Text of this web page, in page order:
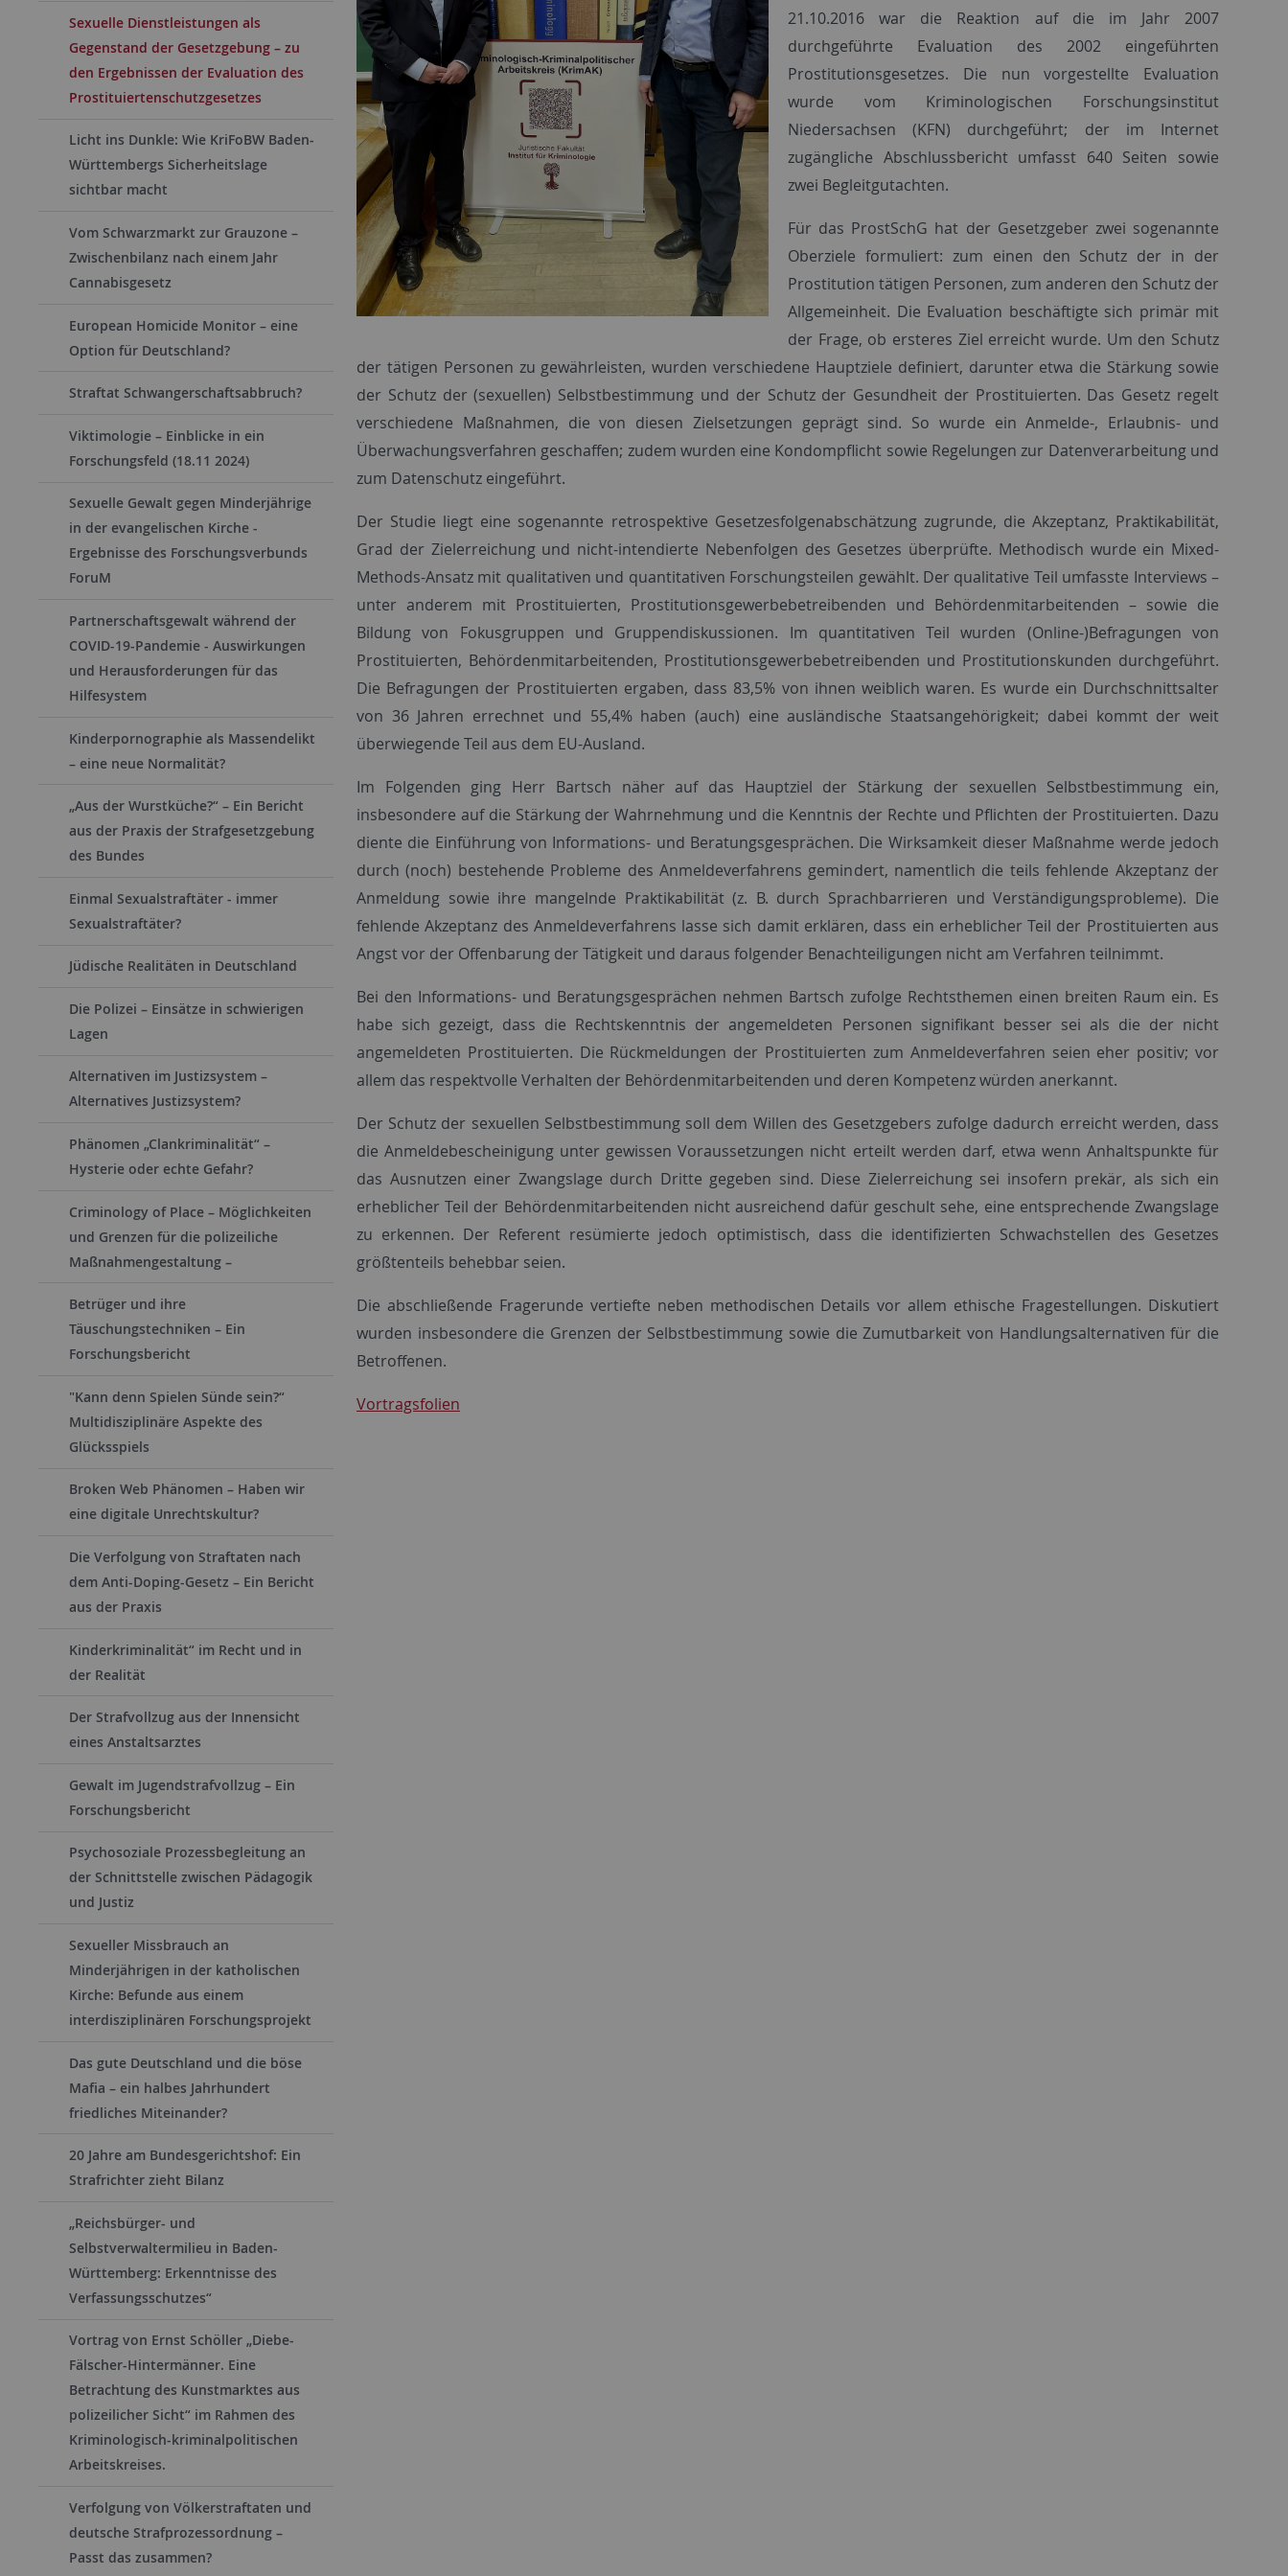
Sexuelle Dienstleistungen als
Gegenstand der Gesetzgebung – zu
den Ergebnissen der Evaluation des
Prostituiertenschutzgesetzes
Licht ins Dunkle: Wie KriFoBW Baden-
Württembergs Sicherheitslage
sichtbar macht
Vom Schwarzmarkt zur Grauzone –
Zwischenbilanz nach einem Jahr
Cannabisgesetz
European Homicide Monitor – eine
Option für Deutschland?
Straftat Schwangerschaftsabbruch?
Viktimologie – Einblicke in ein
Forschungsfeld (18.11 2024)
Sexuelle Gewalt gegen Minderjährige
in der evangelischen Kirche -
Ergebnisse des Forschungsverbunds
ForuM
Partnerschaftsgewalt während der
COVID-19-Pandemie - Auswirkungen
und Herausforderungen für das
Hilfesystem
Kinderpornographie als Massendelikt
– eine neue Normalität?
„Aus der Wurstküche?“ – Ein Bericht
aus der Praxis der Strafgesetzgebung
des Bundes
Einmal Sexualstraftäter - immer
Sexualstraftäter?
Jüdische Realitäten in Deutschland
Die Polizei – Einsätze in schwierigen
Lagen
Alternativen im Justizsystem –
Alternatives Justizsystem?
Phänomen „Clankriminalität“ –
Hysterie oder echte Gefahr?
Criminology of Place – Möglichkeiten
und Grenzen für die polizeiliche
Maßnahmengestaltung –
Betrüger und ihre
Täuschungstechniken – Ein
Forschungsbericht
"Kann denn Spielen Sünde sein?“
Multidisziplinäre Aspekte des
Glücksspiels
Broken Web Phänomen – Haben wir
eine digitale Unrechtskultur?
Die Verfolgung von Straftaten nach
dem Anti-Doping-Gesetz – Ein Bericht
aus der Praxis
Kinderkriminalität“ im Recht und in
der Realität
Der Strafvollzug aus der Innensicht
eines Anstaltsarztes
Gewalt im Jugendstrafvollzug – Ein
Forschungsbericht
Psychosoziale Prozessbegleitung an
der Schnittstelle zwischen Pädagogik
und Justiz
Sexueller Missbrauch an
Minderjährigen in der katholischen
Kirche: Befunde aus einem
interdisziplinären Forschungsprojekt
Das gute Deutschland und die böse
Mafia – ein halbes Jahrhundert
friedliches Miteinander?
20 Jahre am Bundesgerichtshof: Ein
Strafrichter zieht Bilanz
„Reichsbürger- und
Selbstverwaltermilieu in Baden-
Württemberg: Erkenntnisse des
Verfassungsschutzes“
Vortrag von Ernst Schöller „Diebe-
Fälscher-Hintermänner. Eine
Betrachtung des Kunstmarktes aus
polizeilicher Sicht“ im Rahmen des
Kriminologisch-kriminalpolitischen
Arbeitskreises.
Verfolgung von Völkerstraftaten und
deutsche Strafprozessordnung –
Passt das zusammen?
21.10.2016 war die Reaktion auf die im Jahr 2007
durchgeführte Evaluation des 2002 eingeführten
Prostitutionsgesetzes. Die nun vorgestellte Evaluation
wurde vom Kriminologischen Forschungsinstitut
Niedersachsen (KFN) durchgeführt; der im Internet
zugängliche Abschlussbericht umfasst 640 Seiten sowie
zwei Begleitgutachten.
Für das ProstSchG hat der Gesetzgeber zwei sogenannte
Oberziele formuliert: zum einen den Schutz der in der
Prostitution tätigen Personen, zum anderen den Schutz der
Allgemeinheit. Die Evaluation beschäftigte sich primär mit
der Frage, ob ersteres Ziel erreicht wurde. Um den Schutz
der tätigen Personen zu gewährleisten, wurden verschiedene Hauptziele definiert, darunter etwa die Stärkung sowie
der Schutz der (sexuellen) Selbstbestimmung und der Schutz der Gesundheit der Prostituierten. Das Gesetz regelt
verschiedene Maßnahmen, die von diesen Zielsetzungen geprägt sind. So wurde ein Anmelde-, Erlaubnis- und
Überwachungsverfahren geschaffen; zudem wurden eine Kondompflicht sowie Regelungen zur Datenverarbeitung und
zum Datenschutz eingeführt.
Der Studie liegt eine sogenannte retrospektive Gesetzesfolgenabschätzung zugrunde, die Akzeptanz, Praktikabilität,
Grad der Zielerreichung und nicht-intendierte Nebenfolgen des Gesetzes überprüfte. Methodisch wurde ein Mixed-
Methods-Ansatz mit qualitativen und quantitativen Forschungsteilen gewählt. Der qualitative Teil umfasste Interviews –
unter anderem mit Prostituierten, Prostitutionsgewerbebetreibenden und Behördenmitarbeitenden – sowie die
Bildung von Fokusgruppen und Gruppendiskussionen. Im quantitativen Teil wurden (Online-)Befragungen von
Prostituierten, Behördenmitarbeitenden, Prostitutionsgewerbebetreibenden und Prostitutionskunden durchgeführt.
Die Befragungen der Prostituierten ergaben, dass 83,5% von ihnen weiblich waren. Es wurde ein Durchschnittsalter
von 36 Jahren errechnet und 55,4% haben (auch) eine ausländische Staatsangehörigkeit; dabei kommt der weit
überwiegende Teil aus dem EU-Ausland.
Im Folgenden ging Herr Bartsch näher auf das Hauptziel der Stärkung der sexuellen Selbstbestimmung ein,
insbesondere auf die Stärkung der Wahrnehmung und die Kenntnis der Rechte und Pflichten der Prostituierten. Dazu
diente die Einführung von Informations- und Beratungsgesprächen. Die Wirksamkeit dieser Maßnahme werde jedoch
durch (noch) bestehende Probleme des Anmeldeverfahrens gemindert, namentlich die teils fehlende Akzeptanz der
Anmeldung sowie ihre mangelnde Praktikabilität (z. B. durch Sprachbarrieren und Verständigungsprobleme). Die
fehlende Akzeptanz des Anmeldeverfahrens lasse sich damit erklären, dass ein erheblicher Teil der Prostituierten aus
Angst vor der Offenbarung der Tätigkeit und daraus folgender Benachteiligungen nicht am Verfahren teilnimmt.
Bei den Informations- und Beratungsgesprächen nehmen Bartsch zufolge Rechtsthemen einen breiten Raum ein. Es
habe sich gezeigt, dass die Rechtskenntnis der angemeldeten Personen signifikant besser sei als die der nicht
angemeldeten Prostituierten. Die Rückmeldungen der Prostituierten zum Anmeldeverfahren seien eher positiv; vor
allem das respektvolle Verhalten der Behördenmitarbeitenden und deren Kompetenz würden anerkannt.
Der Schutz der sexuellen Selbstbestimmung soll dem Willen des Gesetzgebers zufolge dadurch erreicht werden, dass
die Anmeldebescheinigung unter gewissen Voraussetzungen nicht erteilt werden darf, etwa wenn Anhaltspunkte für
das Ausnutzen einer Zwangslage durch Dritte gegeben sind. Diese Zielerreichung sei insofern prekär, als sich ein
erheblicher Teil der Behördenmitarbeitenden nicht ausreichend dafür geschult sehe, eine entsprechende Zwangslage
zu erkennen. Der Referent resümierte jedoch optimistisch, dass die identifizierten Schwachstellen des Gesetzes
größtenteils behebbar seien.
Die abschließende Fragerunde vertiefte neben methodischen Details vor allem ethische Fragestellungen. Diskutiert
wurden insbesondere die Grenzen der Selbstbestimmung sowie die Zumutbarkeit von Handlungsalternativen für die
Betroffenen.
Vortragsfolien